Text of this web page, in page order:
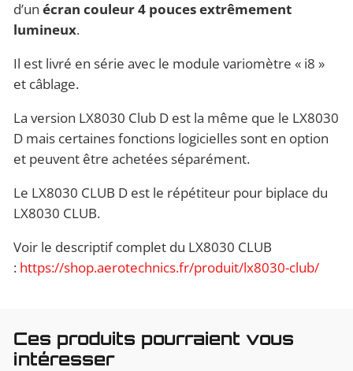
d’un écran couleur 4 pouces extrêmement
lumineux.
Il est livré en série avec le module variomètre « i8 »
et câblage.
La version LX8030 Club D est la même que le LX8030
D mais certaines fonctions logicielles sont en option
et peuvent être achetées séparément.
Le LX8030 CLUB D est le répétiteur pour biplace du
LX8030 CLUB.
Voir le descriptif complet du LX8030 CLUB
: https://shop.aerotechnics.fr/produit/lx8030-club/
Ces produits pourraient vous
intéresser